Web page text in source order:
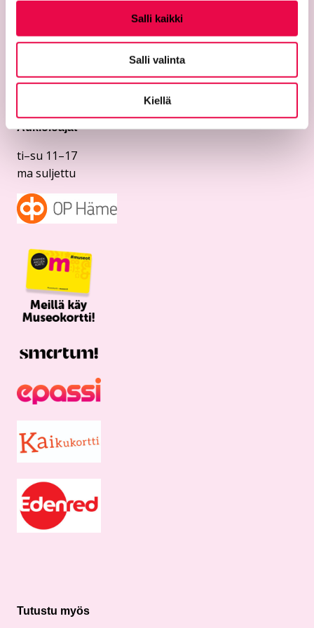
Salli kaikki
Salli valinta
Kiellä
Riihimäen taidemuseo
Temppelikatu 8
puh. 040 330 4124
Aukioloajat
ti–su 11–17
ma suljettu
Tutustu myös